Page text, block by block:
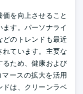
を向上させること
す。パーソナライ
のトレンドも最近
ています。主要な
るため、健康および
ースの拡大を活用
ドは、クリーンラベ